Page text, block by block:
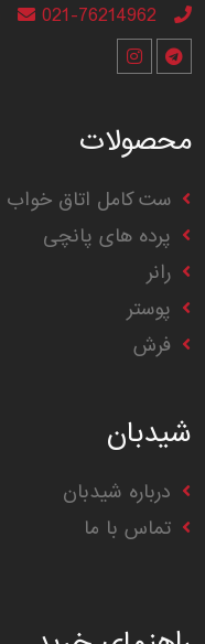
021-76214962
محصولات
ست کامل اتاق خواب
پرده های پانچی
رانر
پوستر
فرش
شیدبان
درباره شیدبان
تماس با ما